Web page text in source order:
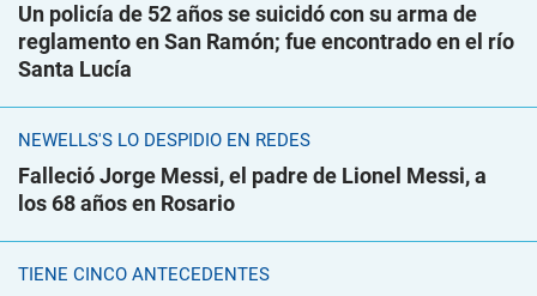
Un policía de 52 años se suicidó con su arma de
reglamento en San Ramón; fue encontrado en el río
Santa Lucía
NEWELLS'S LO DESPIDIÓ EN REDES
Falleció Jorge Messi, el padre de Lionel Messi, a
los 68 años en Rosario
TIENE CINCO ANTECEDENTES